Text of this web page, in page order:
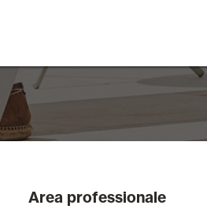
Area professionale